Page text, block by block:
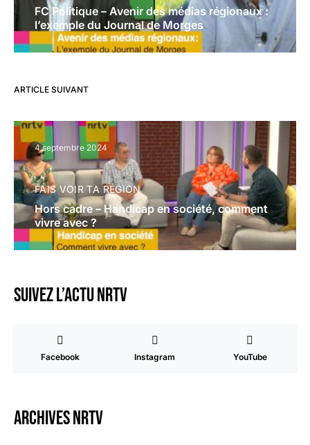
FC Politique – Avenir des médias régionaux :
l’exemple du Journal de Morges
ARTICLE SUIVANT
4 septembre 2024
FAIS VOIR TA RÉGION
Hors cadre – Handicap en société, comment
vivre avec ?
Suivez l’actu NRTV
Facebook Instagram YouTube
Archives NRTV